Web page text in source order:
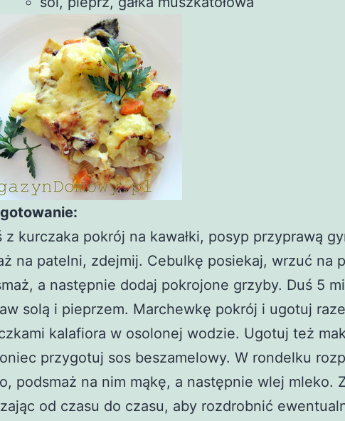
z kurczaka pokrój na kawałki, posyp przyprawą
na patelni, zdejmij. Cebulkę posiekaj, wrzuć na
a następnie dodaj pokrojone grzyby. Duś 5
solą i pieprzem. Marchewkę pokrój i ugotuj
kalafiora w osolonej wodzie. Ugotuj też
przygotuj sos beszamelowy. W rondelku
podsmaż na nim mąkę, a następnie wlej mleko.
od czasu do czasu, aby rozdrobnić